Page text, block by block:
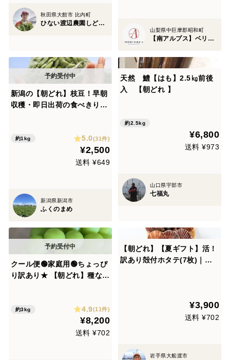
秋田県大館市 比内町
ひない渡辺農園しどけ村
山梨県中巨摩郡昭和町
【南アルプス】ベリーファーム
新潟の【朝どれ】枝豆！早朝
収穫・即日出荷の食べきりサ
約1kg 5.0(31件)
¥2,500
送料 ¥649
新潟県新潟市
ふくのまめ
天然 鱧【はも】2.5㎏前後
入 【朝どれ 】
約2.5kg
¥6,800
送料 ¥973
山口県宇部市
七福丸
クール便🟢家庭用🟢ちょっぴ
り訳あり★ 【朝どれ】種なし
順次発送】約３kg大きさお任
せ(4〜８房)★生産量日本一
の山梨県産★冷蔵配送📦
約3kg 4.9(11件)
¥8,200
送料 ¥702
【朝どれ】【夏ギフト】活！
訳あり殻付ホタテ(7枚)｜サ
¥3,900
送料 ¥702
岩手県大船渡市